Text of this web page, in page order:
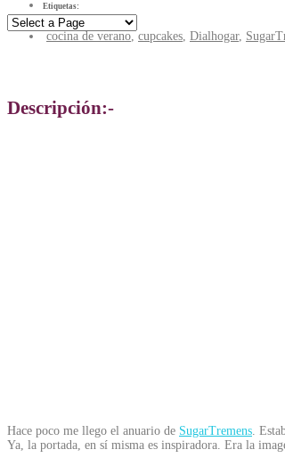
Etiquetas:
cocina de verano, cupcakes, Dialhogar,
Descripción:-
Hace poco me llego el anuario de SugarTremens .
Ya, la portada, en sí misma es inspiradora. Era la